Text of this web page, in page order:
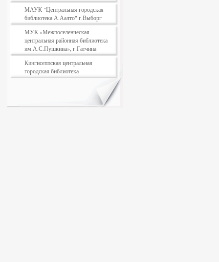
МАУК "Центральная городская
библиотека А.Аалто" г.Выборг
МУК «Межпоселенческая
центральная районная библиотека
им.А.С.Пушкина», г.Гатчина
Кингисеппская центральная
городская библиотека